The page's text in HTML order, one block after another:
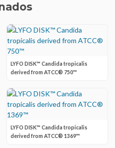
LYFO DISK™ Candida tropicalis
derived from ATCC® 750™
LYFO DISK™ Candida tropicalis
derived from ATCC® 1369™